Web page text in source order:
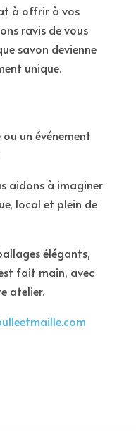
à offrir à vos
ravis de vous
savon devienne
unique.
un événement
aidons à imaginer
local et plein de
élégants,
fait main, avec
atelier.